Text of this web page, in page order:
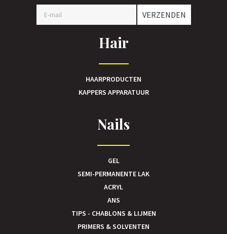
VERZENDEN
Hair
HAARPRODUCTEN
KAPPERS APPARATUUR
Nails
GEL
SEMI-PERMANENTE LAK
ACRYL
ANS
TIPS - CHABLONS & LIJMEN
PRIMERS & SOLVENTEN